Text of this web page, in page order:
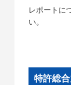
レポートに
い。
特許総